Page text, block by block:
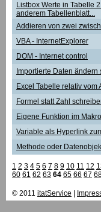
Listbox Werte in Tabelle
anderem Tabellenblatt...
Addieren von zwei
VBA - InternetExplorer
DOM - Internet control
Importierte Daten ändern
Excel Tabelle relativ vom
Formel statt Zahl
Eigene Funktion im
Variable als Hyperlink
Methode oder
1 2 3 4 5 6 7 8 9 10 11 12
60 61 62 63 64 65 66 67
© 2011 itatService